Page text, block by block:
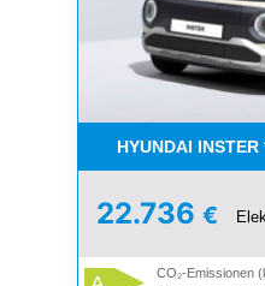
HYUNDAI
22.736 €
CO₂-Emissionen